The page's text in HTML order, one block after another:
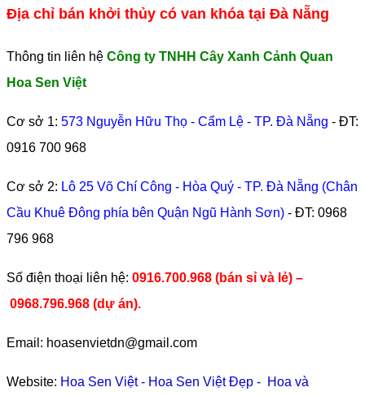
Địa chỉ bán khởi thủy có van khóa tại Đà Nẵng
Thông tin liên hệ Công ty TNHH Cây Xanh Cảnh Quan
Hoa Sen Việt
Cơ sở 1: 573 Nguyễn Hữu Thọ - Cẩm Lệ - TP. Đà Nẵng - ĐT:
0916 700 968
Cơ sở 2: Lô 25 Võ Chí Công - Hòa Quý - TP. Đà Nẵng (Chân
Cầu Khuê Đông phía bên Quận Ngũ Hành Sơn) - ĐT: 0968
796 968
​Số điện thoại liên hệ: 0916.700.968 (bán sỉ và lẻ) –
0968.796.968 (dự án).
Email: hoasenvietdn@gmail.com
Website: Hoa Sen Việt- Hoa Sen Việt Đẹp - Hoa và